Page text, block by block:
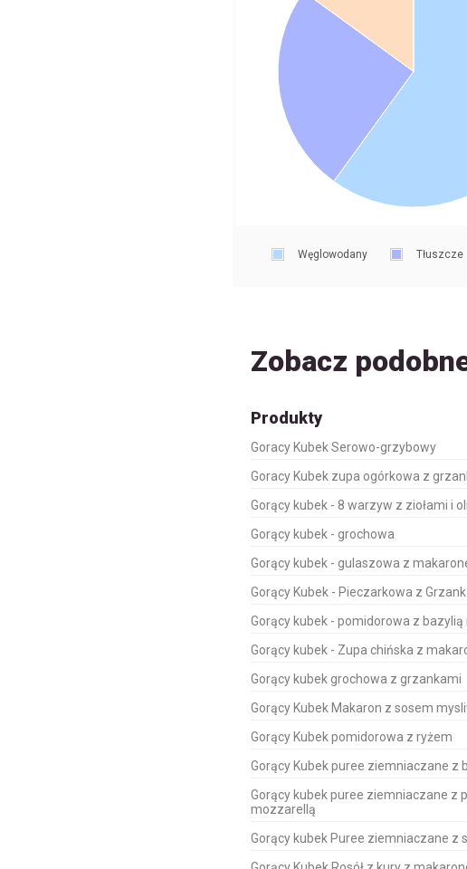
Węglowodany Tłuszcze
Zobacz
Produkty
Goracy Kubek Serowo-grzybowy
Goracy Kubek zupa ogórkowa z
Gorący kubek - 8 warzyw z ziołami i
Gorący kubek - grochowa
Gorący kubek - gulaszowa z
Gorący Kubek - Pieczarkowa z
Gorący kubek - pomidorowa z bazylią
Gorący kubek - Zupa chińska z
Gorący kubek grochowa z grzankami
Gorący Kubek Makaron z sosem
Gorący Kubek pomidorowa z ryżem
Gorący Kubek puree ziemniaczane z
Gorący kubek puree ziemniaczane z
mozzarellą
Gorący kubek Puree ziemniaczane z